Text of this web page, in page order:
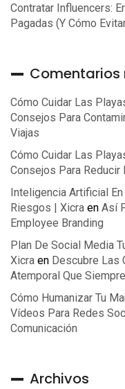
Contratar Influencers:
Pagadas (y Cómo
Comentarios
Cómo Cuidar Las
Consejos Para
Viajas
Cómo Cuidar Las
Consejos Para Reducir
Inteligencia Artificial
Riesgos | Xicra en Así
Employee Branding
Plan De Social Media
Xicra en Descubre Las
Atemporal Que
Cómo Humanizar Tu
Vídeos Para Redes
Comunicación
Archivos